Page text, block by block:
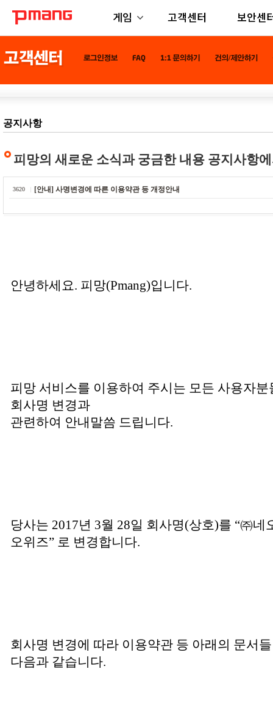
게임 고객센터 보안센
공지사항
피망의 새로운 소식과 궁금한 내용 공지사항
3620 [안내] 사명변경에 따른 이용약관 등 개정안내
안녕하세요. 피망(Pmang)입니다.
피망 서비스를 이용하여 주시는 모든 사용자
회사명 변경과
관련하여 안내말씀 드립니다.
당사는 2017년 3월 28일 회사명(상호)를 “㈜네
오위즈” 로 변경합니다.
회사명 변경에 따라 이용약관 등 아래의 문서
다음과 같습니다.